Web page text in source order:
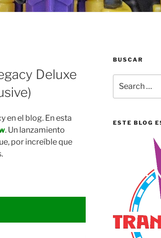
Deluxe
en el blog. En esta
. Un lanzamiento
por increíble que
BUSCAR
for:
ESTE BLOG